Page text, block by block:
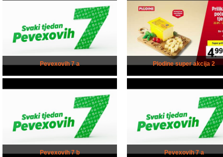
Pevexovih 7 a Plodine super akcija 2
Pevexovih 7 b Pevexovih 7 a